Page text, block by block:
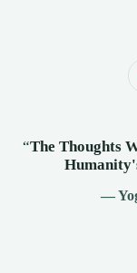
“The Thoughts
—